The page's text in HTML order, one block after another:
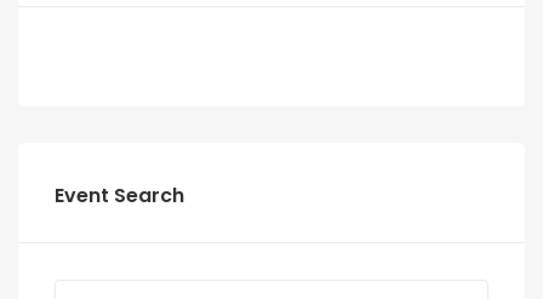
Event Search